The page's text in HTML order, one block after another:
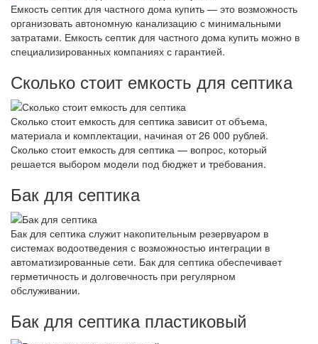
Емкость септик для частного дома купить — это возможность
организовать автономную канализацию с минимальными
затратами. Емкость септик для частного дома купить можно в
специализированных компаниях с гарантией.
Сколько стоит емкость для септика
Сколько стоит емкость для септика зависит от объема,
материала и комплектации, начиная от 26 000 рублей.
Сколько стоит емкость для септика — вопрос, который
решается выбором модели под бюджет и требования.
Бак для септика
Бак для септика служит накопительным резервуаром в
системах водоотведения с возможностью интеграции в
автоматизированные сети. Бак для септика обеспечивает
герметичность и долговечность при регулярном
обслуживании.
Бак для септика пластиковый